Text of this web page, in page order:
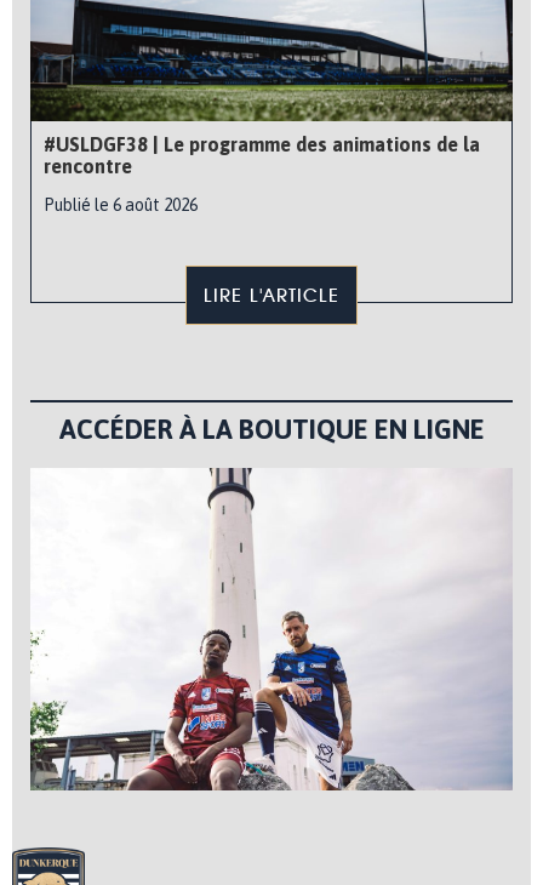
#USLDGF38 | Le programme des animations de la
rencontre
Publié le 6 août 2026
LIRE L'ARTICLE
ACCÉDER À LA BOUTIQUE EN LIGNE